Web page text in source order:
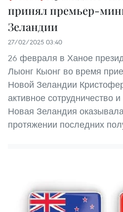
принял премьер-
Зеландии
27/02/2025 03:40
26 февраля в Ханое
Лыонг Кыонг во время
Новой Зеландии
активное сотрудничество
Новая Зеландия
протяжении последних